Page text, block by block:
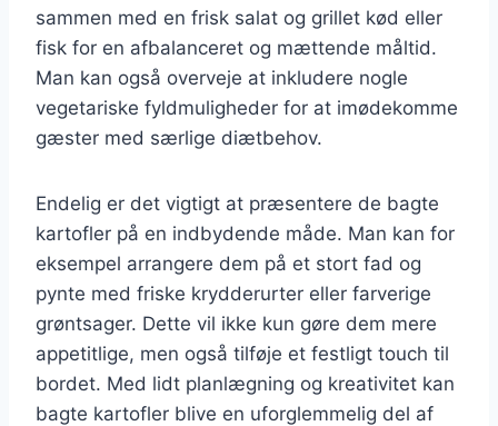
sammen med en frisk salat og grillet kød eller
fisk for en afbalanceret og mættende måltid.
Man kan også overveje at inkludere nogle
vegetariske fyldmuligheder for at imødekomme
gæster med særlige diætbehov.
Endelig er det vigtigt at præsentere de bagte
kartofler på en indbydende måde. Man kan for
eksempel arrangere dem på et stort fad og
pynte med friske krydderurter eller farverige
grøntsager. Dette vil ikke kun gøre dem mere
appetitlige, men også tilføje et festligt touch til
bordet. Med lidt planlægning og kreativitet kan
bagte kartofler blive en uforglemmelig del af